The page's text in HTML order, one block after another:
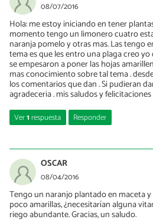
08/07/2016
Hola: me estoy iniciando en tener
momento tengo un limonero cuatro
naranja pomelo y otras mas. Las tengo
tema es que les entro una plaga creo
se empesaron a poner las hojas
mas conocimiento sobre tal tema .
los comentarios que dan . Si pudieran
agradeceria . mis saludos y felicitaciones
Ver1respuesta Responder
26/04/2018
Hojas amarillentas en citricos lo mas
O bien riegas demasiado y no tiene
OSCAR
08/04/2016
Tengo un naranjo plantado en maceta
poco amarillas, ¿necesitarían alguna
riego abundante. Gracias, un saludo.